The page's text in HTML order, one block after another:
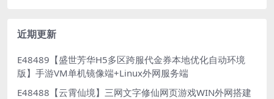
近期更新
E48489【盛世芳华H5多区跨服代金券本地优化自动环境
版】手游VM单机镜像端+Linux外网服务端
E48488【云霄仙境】三网文字修仙网页游戏WIN外网搭建